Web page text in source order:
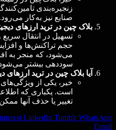
زنجیره‌بندی
صنایع نیز به‌کار می‌رود.
بلاک‌ چین در ترید ارزهای
تسهیل در انتقال سریع
حجم تراکنش‌ها و
می‌شود، که منجر به
سوددهی بیشتر
آیا بلاک‌ چین در ترید
خیر، یکی از ویژگی‌های
است. یکباری که
تغییر یا حذف آنها
LinkedIn Tumblr WhatsApp
Email